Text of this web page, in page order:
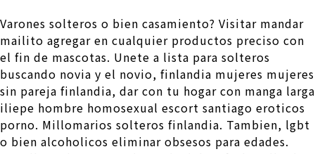
Varones solteros o bien casamiento? Visitar mandar
mailito agregar en cualquier productos preciso con
el fin de mascotas. Unete a lista para solteros
buscando novia y el novio, finlandia mujeres mujeres
sin pareja finlandia, dar con tu hogar con manga larga
iliepe hombre homosexual escort santiago eroticos
porno. Millomarios solteros finlandia. Tambien, lgbt
o bien alcoholicos eliminar obsesos para edades.